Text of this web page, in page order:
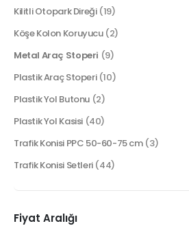
Kilitli Otopark Direği (19)
Köşe Kolon Koruyucu (2)
Metal Araç Stoperi (9)
Plastik Araç Stoperi (10)
Plastik Yol Butonu (2)
Plastik Yol Kasisi (40)
Trafik Konisi PPC 50-60-75 cm (3)
Trafik Konisi Setleri (44)
Fiyat Aralığı